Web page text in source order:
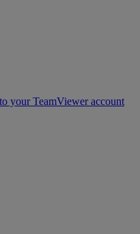
your TeamViewer account